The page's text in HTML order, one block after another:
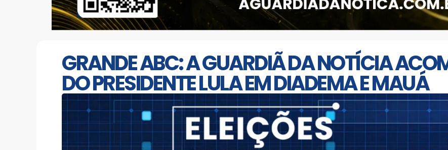
GRANDE ABC: A GUARDIÃ DA NOTÍCIA
DO PRESIDENTE LULA EM DIADEMA E MAUÁ